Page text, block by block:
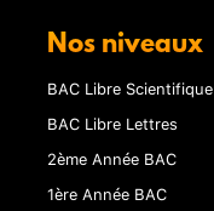
Nos niveaux
BAC Libre Scientifique
BAC Libre Lettres
2ème Année BAC
1ère Année BAC